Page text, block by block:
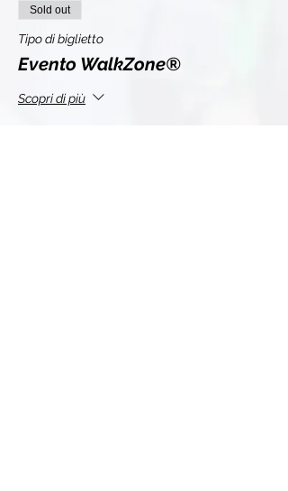
Sold out
Tipo di biglietto
Evento WalkZone®
Scopri di più